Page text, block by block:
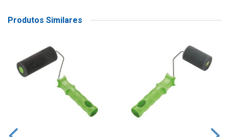
Produtos Similares